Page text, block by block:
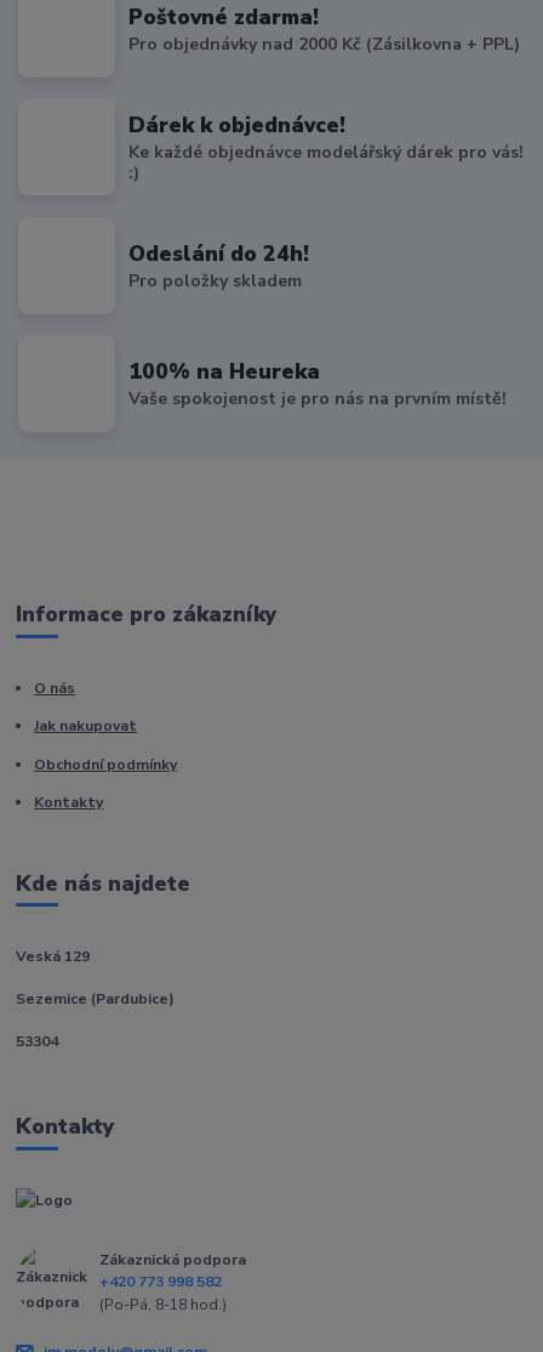
Poštovné zdarma!
Pro objednávky nad 2000 Kč (Zásilkovna + PPL)
Dárek k objednávce!
Ke každé objednávce modelářský dárek pro vás!
:)
Odeslání do 24h!
Pro položky skladem
100% na Heureka
Vaše spokojenost je pro nás na prvním místě!
Informace pro zákazníky
O nás
Jak nakupovat
Obchodní podmínky
Kontakty
Kde nás najdete
Veská 129
Sezemice (Pardubice)
53304
Kontakty
Zákaznická podpora
+420 773 998 582
(Po-Pá, 8-18 hod.)